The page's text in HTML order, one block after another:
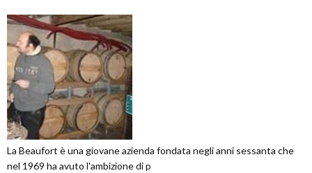
La Beaufort è una giovane azienda fondata negli anni sessanta che
nel 1969 ha avuto l'ambizione di p